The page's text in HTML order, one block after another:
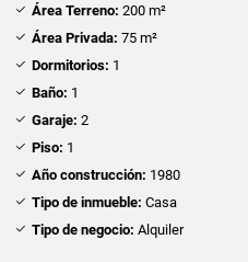
Área Terreno: 200 m²
Área Privada: 75 m²
Dormitorios: 1
Baño: 1
Garaje: 2
Piso: 1
Año construcción: 1980
Tipo de inmueble: Casa
Tipo de negocio: Alquiler